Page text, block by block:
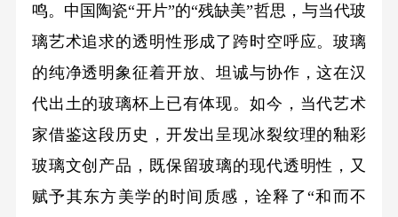
鸣。中国陶瓷“开片”的“残缺美”哲思，与当代玻
璃艺术追求的透明性形成了跨时空呼应。玻璃
的纯净透明象征着开放、坦诚与协作，这在汉
代出土的玻璃杯上已有体现。如今，当代艺术
家借鉴这段历史，开发出呈现冰裂纹理的釉彩
玻璃文创产品，既保留玻璃的现代透明性，又
赋予其东方美学的时间质感，诠释了“和而不